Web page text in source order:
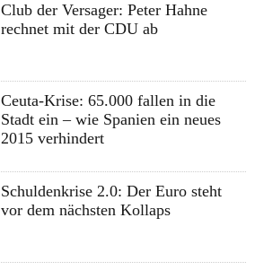
Club der Versager: Peter Hahne
rechnet mit der CDU ab
Ceuta-Krise: 65.000 fallen in die
Stadt ein – wie Spanien ein neues
2015 verhindert
Schuldenkrise 2.0: Der Euro steht
vor dem nächsten Kollaps